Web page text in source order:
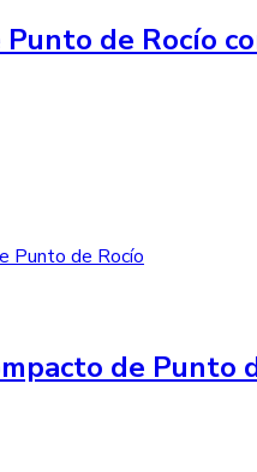
Punto de Rocío
de Punto